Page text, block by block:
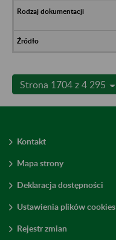
Strona 1704 z 4 295
Kontakt
Mapa strony
Deklaracja dostępności
Ustawienia plików cookies
Rejestr zmian